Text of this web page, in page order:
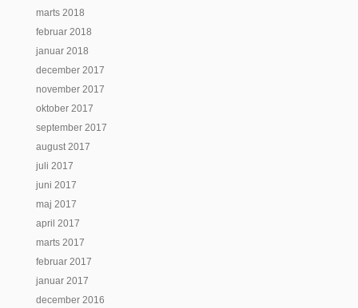
marts 2018
februar 2018
januar 2018
december 2017
november 2017
oktober 2017
september 2017
august 2017
juli 2017
juni 2017
maj 2017
april 2017
marts 2017
februar 2017
januar 2017
december 2016